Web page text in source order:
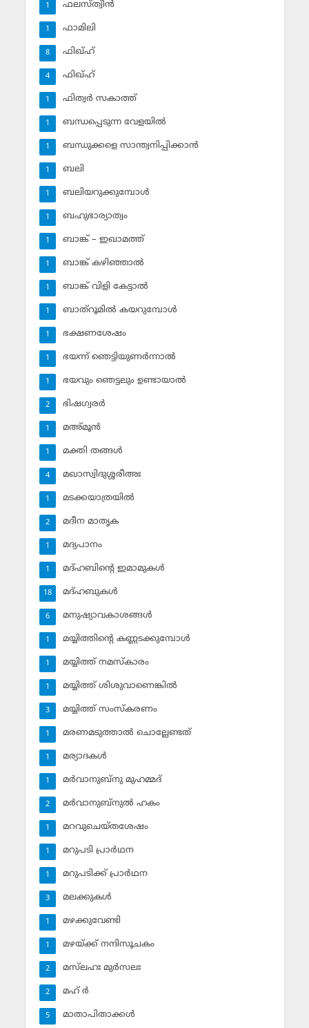
ഫലസ്ത്വീൻ
1
ഫാമിലി
1
ഫിഖ്ഹ്
8
ഫിഖ്ഹ്‌
4
ഫിത്വര്‍ സകാത്ത്‌
1
ബന്ധപ്പെടുന്ന വേളയില്‍
1
ബന്ധുക്കളെ സാന്ത്വനിപ്പിക്കാന്‍
1
ബലി
1
ബലിയറുക്കുമ്പോള്‍
1
ബഹുഭാര്യാത്വം
1
ബാങ്ക് – ഇഖാമത്ത്
1
ബാങ്ക് കഴിഞ്ഞാല്‍
1
ബാങ്ക് വിളി കേട്ടാല്‍
1
ബാത്‌റൂമില്‍ കയറുമ്പോള്‍
1
ഭക്ഷണശേഷം
1
ഭയന്ന് ഞെട്ടിയുണര്‍ന്നാല്‍
1
ഭയവും ഞെട്ടലും ഉണ്ടായാല്‍
1
ഭിഷഗ്വരര്‍
2
മഅ്മൂന്‍
1
മക്തി തങ്ങള്‍
1
മഖാസ്വിദുശ്ശരീഅഃ
4
മടക്കയാത്രയില്‍
1
മദീന മാതൃക
2
മദ്യപാനം
1
മദ്ഹബിന്റെ ഇമാമുകള്‍
1
മദ്ഹബുകള്‍
18
മനുഷ്യാവകാശങ്ങള്‍
6
മയ്യിത്തിന്റെ കണ്ണടക്കുമ്പോള്‍
1
മയ്യിത്ത് നമസ്‌കാരം
1
മയ്യിത്ത് ശിശുവാണെങ്കില്‍
1
മയ്യിത്ത് സംസ്‌കരണം
3
മരണമടുത്താല്‍ ചൊല്ലേണ്ടത്
1
മര്യാദകള്‍
1
മര്‍വാനുബ്‌നു മുഹമ്മദ്
1
മര്‍വാനുബ്‌നുല്‍ ഹകം
2
മറവുചെയ്തശേഷം
1
മറുപടി പ്രാര്‍ഥന
1
മറുപടിക്ക് പ്രാര്‍ഥന
1
മലക്കുകള്‍
3
മഴക്കുവേണ്ടി
1
മഴയ്ക്ക് നന്ദിസൂചകം
1
മസ്‌ലഹഃ മുര്‍സലഃ
2
മഹ് ര്‍
2
മാതാപിതാക്കള്‍
5